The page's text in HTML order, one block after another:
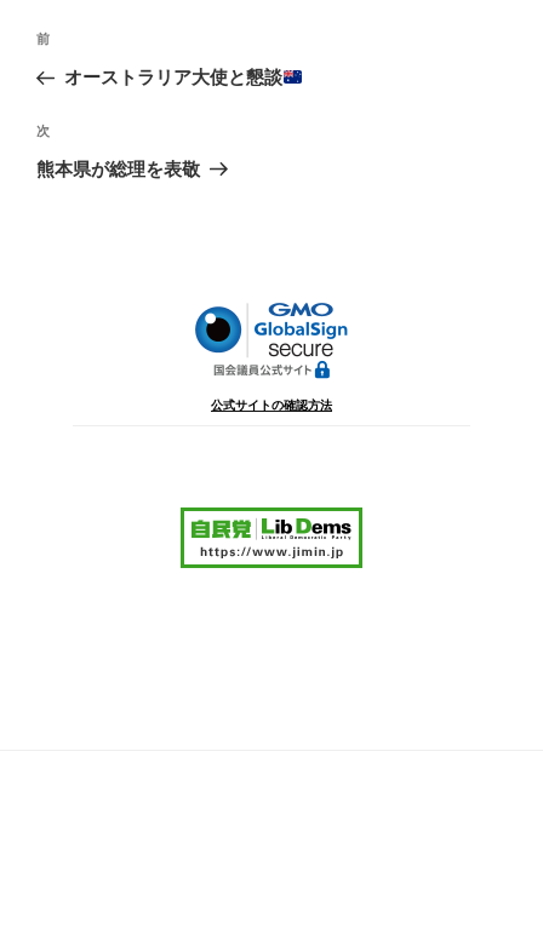
投
ナ
ビ
ゲ
前
の
稿
前
オーストラリア大使と懇談
次
の
次
熊本県が総理を表敬
公式サイトの確認方法